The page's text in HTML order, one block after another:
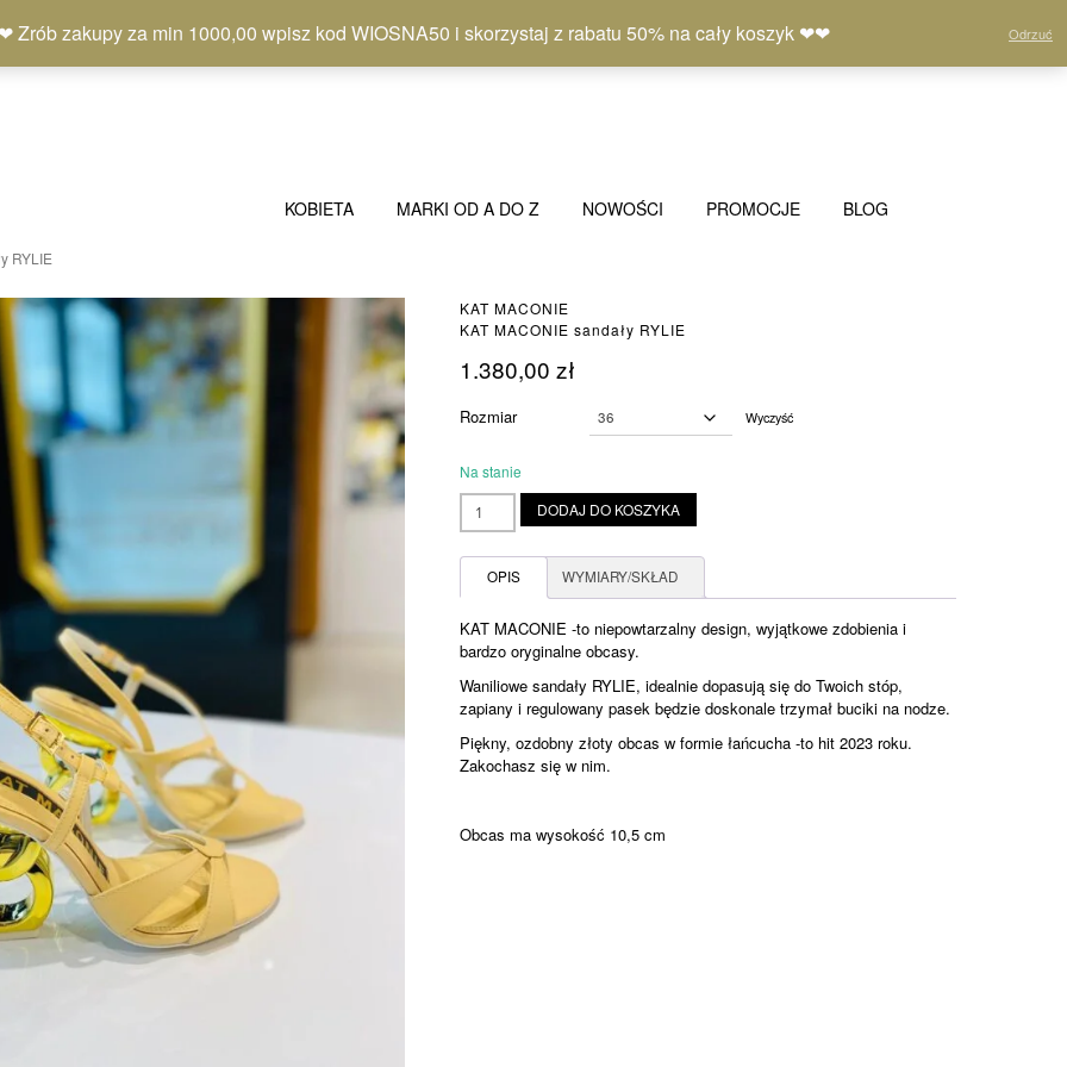
zakupy za min 1000,00 wpisz kod WIOSNA50 i skorzystaj z rabatu 50% na cały koszyk ❤❤ Odrzuć
Moje
KOBIETA MARKI OD A DO Z NOWOŚCI PROMOCJE BLOG
RYLIE
KAT MACONIE
KAT MACONIE sandały RYLIE
1.380,00zł
Rozmiar Wyczyść
Na stanie
ilość
KAT
sandały
RYLIE
DODAJ DO KOSZYKA
OPIS WYMIARY/SKŁAD
KAT MACONIE -to niepowtarzalny design, wyjątkowe zdobienia i
bardzo oryginalne obcasy.
Waniliowe sandały RYLIE, idealnie dopasują się do Twoich stóp,
zapiany i regulowany pasek będzie doskonale trzymał buciki na nodze.
Piękny, ozdobny złoty obcas w formie łańcucha -to hit 2023 roku.
Zakochasz się w nim.
Obcas ma wysokość 10,5 cm